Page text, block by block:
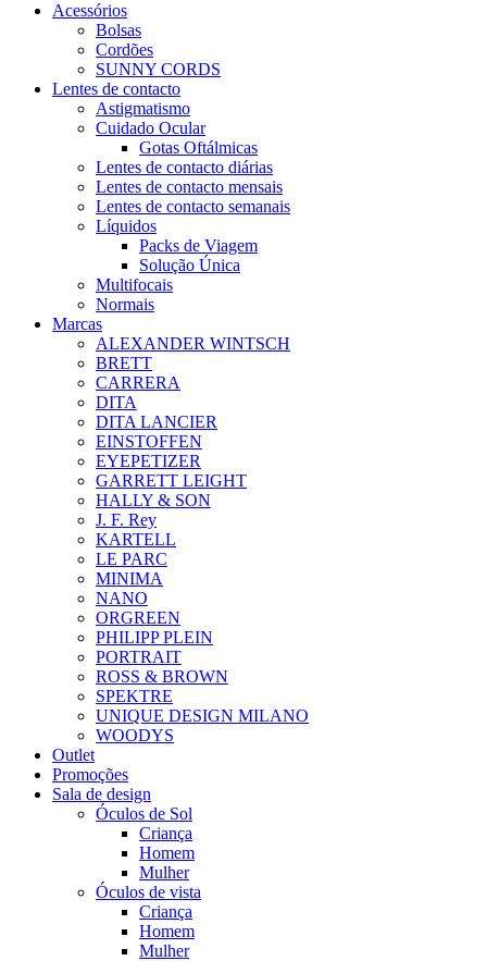
Acessórios
Bolsas
Cordões
SUNNY CORDS
Lentes de contacto
Astigmatismo
Cuidado Ocular
Gotas Oftálmicas
Lentes de contacto diárias
Lentes de contacto mensais
Lentes de contacto semanais
Líquidos
Packs de Viagem
Solução Única
Multifocais
Normais
Marcas
ALEXANDER WINTSCH
BRETT
CARRERA
DITA
DITA LANCIER
EINSTOFFEN
EYEPETIZER
GARRETT LEIGHT
HALLY & SON
J. F. Rey
KARTELL
LE PARC
MINIMA
NANO
ORGREEN
PHILIPP PLEIN
PORTRAIT
ROSS & BROWN
SPEKTRE
UNIQUE DESIGN MILANO
WOODYS
Outlet
Promoções
Sala de design
Óculos de Sol
Criança
Homem
Mulher
Óculos de vista
Criança
Homem
Mulher